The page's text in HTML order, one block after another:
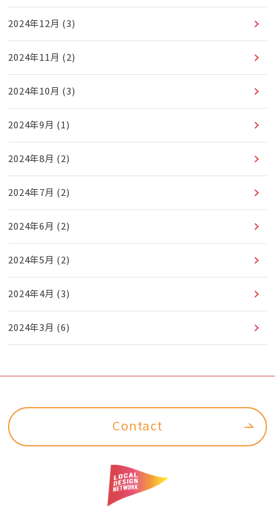
2024年12月 (3)
2024年11月 (2)
2024年10月 (3)
2024年9月 (1)
2024年8月 (2)
2024年7月 (2)
2024年6月 (2)
2024年5月 (2)
2024年4月 (3)
2024年3月 (6)
Contact